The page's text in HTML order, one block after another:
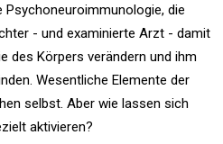
die
- und examinierte Arzt - damit
des Körpers verändern und ihm
Wesentliche Elemente der
selbst. Aber wie lassen sich
aktivieren?